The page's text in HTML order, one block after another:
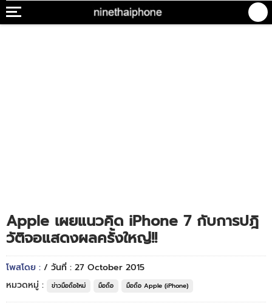
Apple เผยแนวคิด iPhone 7 กับการปฎิ
วัติจอแสดงผลครั้งใหญ่!!
โพสโดย : / วันที่ : 27 October 2015
หมวดหมู่ :
ข่าวมือถือใหม่ มือถือ มือถือ Apple (iPhone)